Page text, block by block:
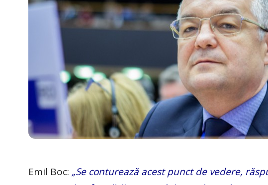
Emil Boc: „Se conturează acest punct de vedere,